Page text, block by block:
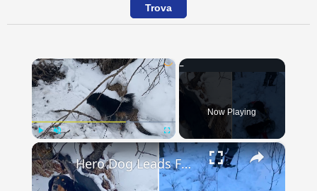
×
Play Unmute Fullscreen
Now Playing
×
Hero Dog Leads Family To Rescue Frozen Dog Stranded In Creek